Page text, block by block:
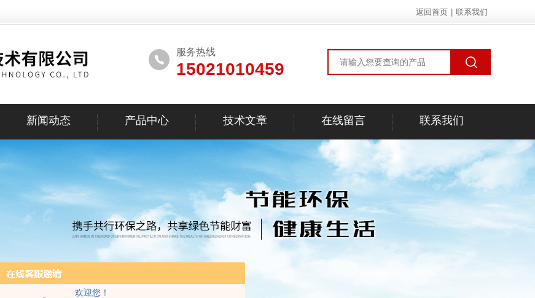
欢迎您！
返回首页 联系我们
服务热线
15021010459
新闻动态 产品中心 技术文章 在线留言 联系我们